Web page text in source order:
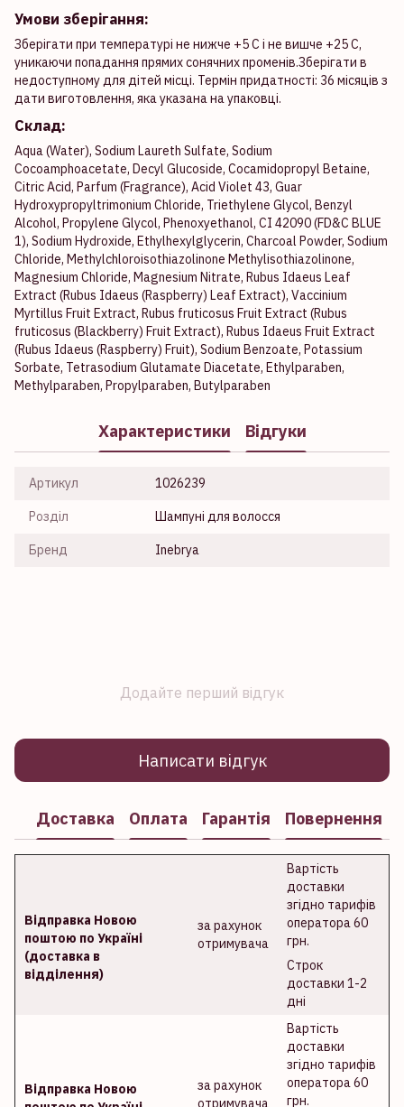
Умови зберігання:
Зберігати при температурі не нижче +5 С і не вишче +25 С,
уникаючи попадання прямих сонячних променів.Зберігати в
недоступному для дітей місці. Термін придатності: 36 місяців з
дати виготовлення, яка указана на упаковці.
Склад:
Aqua (Water), Sodium Laureth Sulfate, Sodium
Cocoamphoacetate, Decyl Glucoside, Cocamidopropyl Betaine,
Citric Acid, Parfum (Fragrance), Acid Violet 43, Guar
Hydroxypropyltrimonium Chloride, Triethylene Glycol, Benzyl
Alcohol, Propylene Glycol, Phenoxyethanol, CI 42090 (FD&C BLUE
1), Sodium Hydroxide, Ethylhexylglycerin, Charcoal Powder, Sodium
Chloride, Methylchloroisothiazolinone Methylisothiazolinone,
Magnesium Chloride, Magnesium Nitrate, Rubus Idaeus Leaf
Extract (Rubus Idaeus (Raspberry) Leaf Extract), Vaccinium
Myrtillus Fruit Extract, Rubus fruticosus Fruit Extract (Rubus
fruticosus (Blackberry) Fruit Extract), Rubus Idaeus Fruit Extract
(Rubus Idaeus (Raspberry) Fruit), Sodium Benzoate, Potassium
Sorbate, Tetrasodium Glutamate Diacetate, Ethylparaben,
Methylparaben, Propylparaben, Butylparaben
Характеристики Відгуки
Артикул 1026239
Розділ Шампуні для волосся
Бренд Inebrya
Додайте перший відгук
Написати відгук
Доставка Оплата Гарантія Повернення
Відправка Новою
поштою по Україні
(доставка в
відділення)
за рахунок
отримувача
Вартість
доставки
згідно тарифів
оператора 60
грн.
Строк
доставки 1-2
дні
Відправка Новою
за рахунок
отримувача
Вартість
доставки
згідно тарифів
оператора 60
грн.